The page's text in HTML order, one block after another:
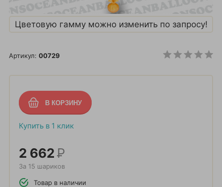
Цветовую гамму можно изменить по запросу!
Артикул: 00729
Купить в 1 клик
2 662Р
За 15 шариков
Товар в наличии